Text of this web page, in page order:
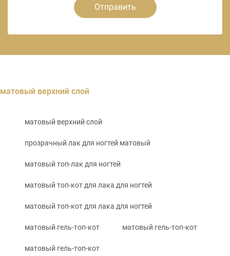
Отправить
матовый верхний слой
матовый верхний слой
прозрачный лак для ногтей матовый
матовый топ-лак для ногтей
матовый топ-кот для лака для ногтей
матовый топ-кот для лака для ногтей
матовый гель-топ-кот матовый гель-топ-кот
матовый гель-топ-кот